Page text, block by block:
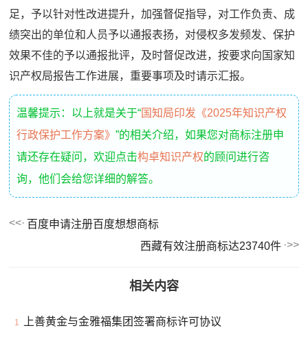
足，予以针对性改进提升，加强督促指导，对工作负责、成
绩突出的单位和人员予以通报表扬，对侵权多发频发、保护
效果不佳的予以通报批评，及时督促改进，按要求向国家知
识产权局报告工作进展，重要事项及时请示汇报。
温馨提示：以上就是关于“国知局印发《2025年知识产权
行政保护工作方案》”的相关介绍，如果您对商标注册申
请还存在疑问，欢迎点击构卓知识产权的顾问进行咨
询，他们会给您详细的解答。
百度申请注册百度想想商标
西藏有效注册商标达23740件
相关内容
1 上善黄金与金雅福集团签署商标许可协议